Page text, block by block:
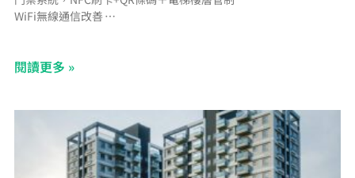
WiFi無線通信改善
CCTV網路型錄影監視系統
停車場管理系統＋汽車車牌辨識＋機車車牌辨識＋車道LED字幕機
閱讀更多 »